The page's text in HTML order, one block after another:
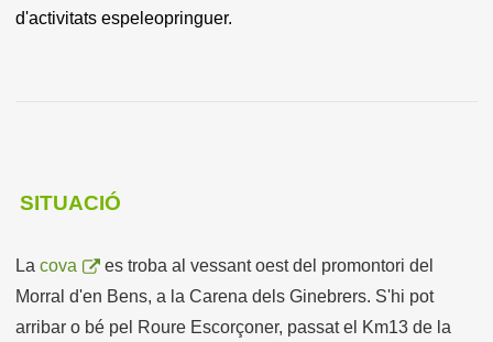
d'activitats espeleopringuer.
SITUACIÓ
Lacova
es troba al vessant oest del promontori del
Morral d'en Bens, a la Carena dels Ginebrers. S'hi pot
arribar o bé pel Roure Escorçoner, passat el Km13 de la